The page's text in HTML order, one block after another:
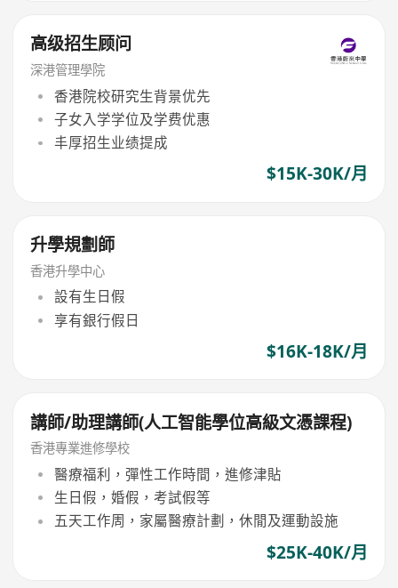
高级招生顾问
深港管理學院
香港院校研究生背景优先
子女入学学位及学费优惠
丰厚招生业绩提成
$15K-30K/月
升學規劃師
香港升學中心
設有生日假
享有銀行假日
$16K-18K/月
講師/助理講師(人工智能學位高級文憑課程)
香港專業進修學校
醫療福利，彈性工作時間，進修津貼
生日假，婚假，考試假等
五天工作周，家屬醫療計劃，休閒及運動設施
$25K-40K/月